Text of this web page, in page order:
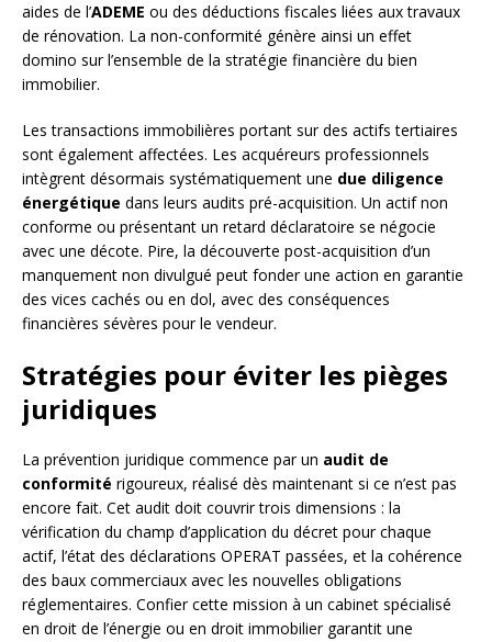
aides de l’ADEME ou des déductions fiscales liées aux travaux
de rénovation. La non-conformité génère ainsi un effet
domino sur l’ensemble de la stratégie financière du bien
immobilier.
Les transactions immobilières portant sur des actifs tertiaires
sont également affectées. Les acquéreurs professionnels
intègrent désormais systématiquement une due diligence
énergétique dans leurs audits pré-acquisition. Un actif non
conforme ou présentant un retard déclaratoire se négocie
avec une décote. Pire, la découverte post-acquisition d’un
manquement non divulgué peut fonder une action en garantie
des vices cachés ou en dol, avec des conséquences
financières sévères pour le vendeur.
Stratégies pour éviter les pièges
juridiques
La prévention juridique commence par un audit de
conformité rigoureux, réalisé dès maintenant si ce n’est pas
encore fait. Cet audit doit couvrir trois dimensions : la
vérification du champ d’application du décret pour chaque
actif, l’état des déclarations OPERAT passées, et la cohérence
des baux commerciaux avec les nouvelles obligations
réglementaires. Confier cette mission à un cabinet spécialisé
en droit de l’énergie ou en droit immobilier garantit une